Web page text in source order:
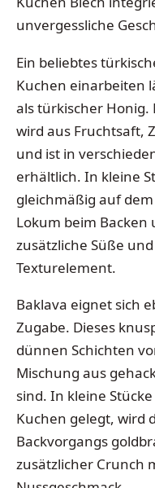
unvergessliche
Ein beliebtes
Kuchen einarbeiten
als türkischer Honig.
wird aus Fruchtsaft,
und ist in
erhältlich. In kleine
gleichmäßig auf
Lokum beim
zusätzliche Süße
Texturelement.
Baklava eignet sich
Zugabe. Dieses
dünnen Schichten
Mischung aus
sind. In kleine
Kuchen gelegt, wird
Backvorgangs
zusätzlicher Crunch